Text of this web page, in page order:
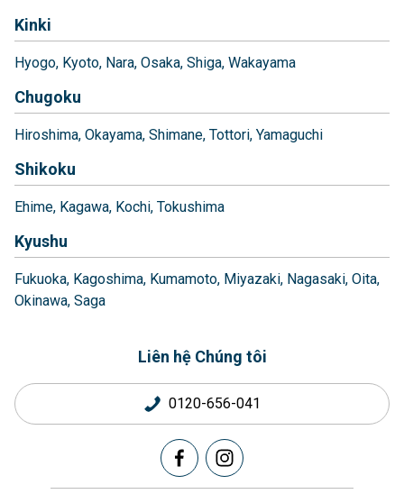
Kinki
Hyogo Kyoto Nara Osaka Shiga Wakayama
Chugoku
Hiroshima Okayama Shimane Tottori Yamaguchi
Shikoku
Ehime Kagawa Kochi Tokushima
Kyushu
Fukuoka Kagoshima Kumamoto Miyazaki Nagasaki Oita
Okinawa Saga
Liên hệ Chúng tôi
0120-656-041